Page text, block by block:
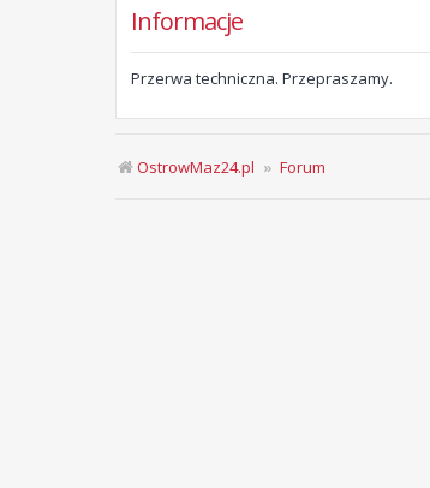
Informacje
Przerwa techniczna. Przepraszamy.
OstrowMaz24.pl Forum